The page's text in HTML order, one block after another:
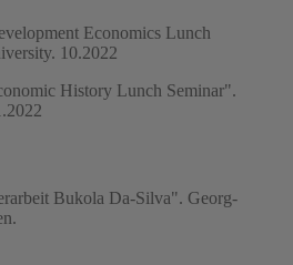
Economics Lunch
10.2022
History Lunch Seminar".
Bukola Da-Silva". Georg-